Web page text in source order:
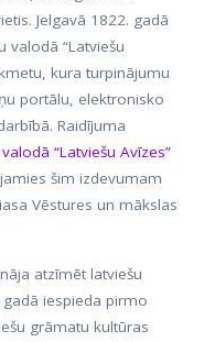
Jelgavā 1822. gadā
valodā “Latviešu
kura turpinājumu
portālu, elektronisko
Raidījuma
“Latviešu Avīzes”
šim izdevumam
Vēstures un mākslas
atzīmēt latviešu
iespieda pirmo
grāmatu kultūras